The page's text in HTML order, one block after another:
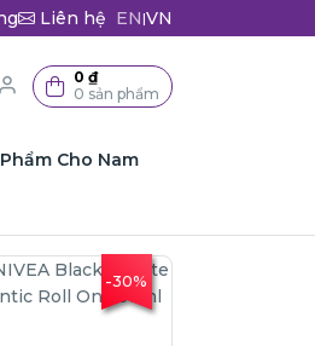
Liên hệ EN|VN
0 ₫
0 sản phẩm
Cho Nam
-30%